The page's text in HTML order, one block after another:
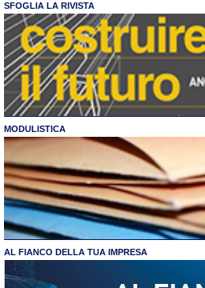
SFOGLIA LA RIVISTA
MODULISTICA
AL FIANCO DELLA TUA IMPRESA